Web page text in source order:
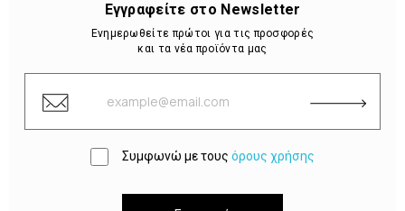
Εγγραφείτε στο Newsletter
Ενημερωθείτε πρώτοι για τις προσφορές
και τα νέα προϊόντα μας
Συμφωνώ με τους όρους χρήσης